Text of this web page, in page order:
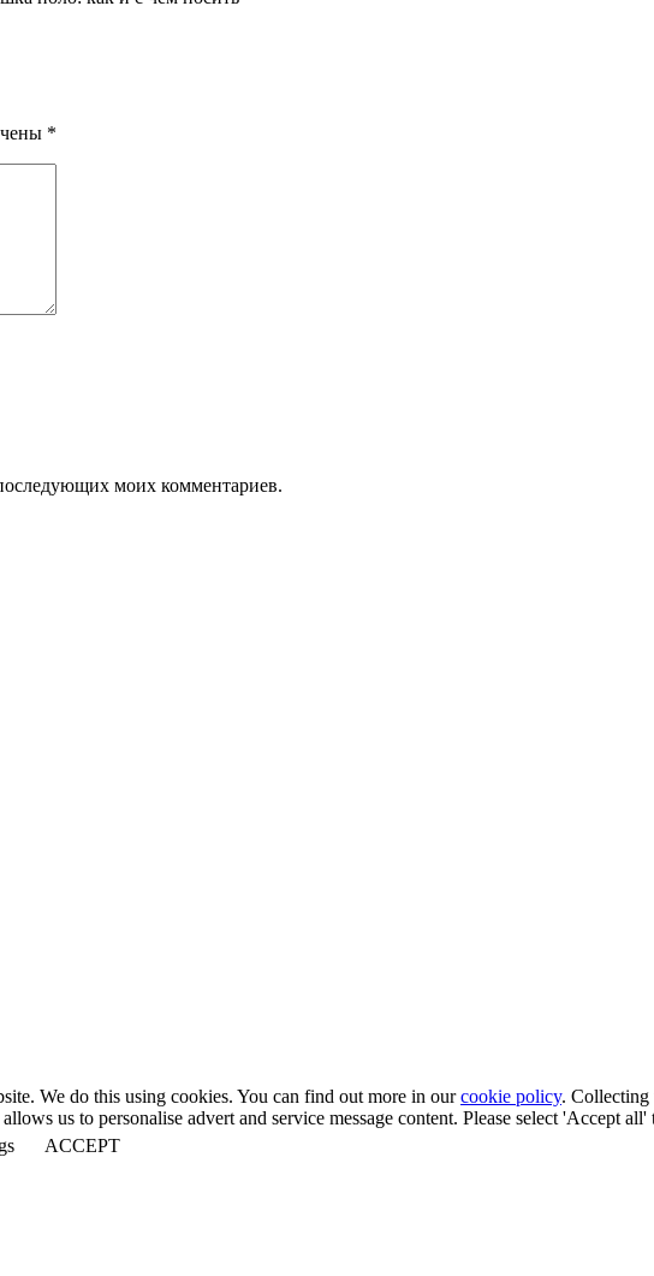
*
моих комментариев.
We do this using cookies. You can find out more in ourcookie policy. Collecting
us to personalise advert and service message content. Please select 'Accept
ACCEPT